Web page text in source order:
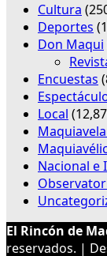
Cultura
Deportes
Don Maqui
Encuestas
Local
Nacional e
El Rincón de
reservados. |